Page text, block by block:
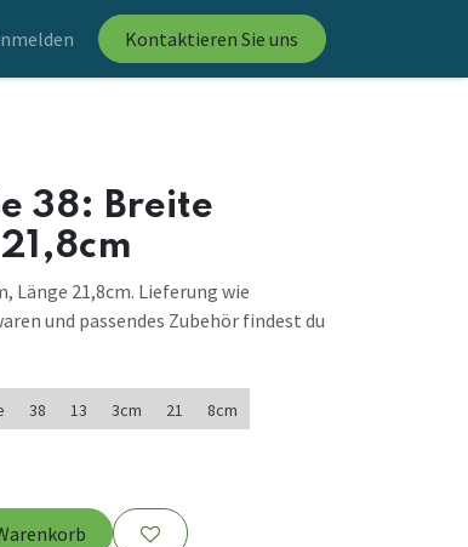
Kontaktieren Sie uns
38: Breite
Länge 21,8cm. Lieferung wie
und passendes Zubehör findest du
38 13 3cm 21 8cm